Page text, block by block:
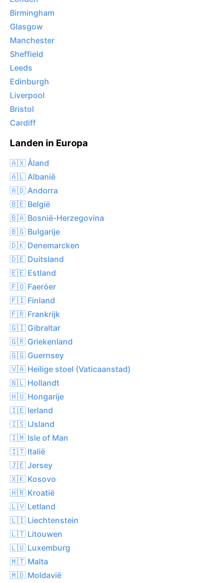
Birmingham
Glasgow
Manchester
Sheffield
Leeds
Edinburgh
Liverpool
Bristol
Cardiff
Landen in Europa
🇦🇽 Åland
🇦🇱 Albanië
🇦🇩 Andorra
🇧🇪 België
🇧🇦 Bosnië-Herzegovina
🇧🇬 Bulgarije
🇩🇰 Denemarcken
🇩🇪 Duitsland
🇪🇪 Estland
🇫🇴 Faeröer
🇫🇮 Finland
🇫🇷 Frankrijk
🇬🇮 Gibraltar
🇬🇷 Griekenland
🇬🇬 Guernsey
🇻🇦 Heilige stoel (Vaticaanstad)
🇳🇱 Hollandt
🇭🇺 Hongarije
🇮🇪 Ierland
🇮🇸 IJsland
🇮🇲 Isle of Man
🇮🇹 Italië
🇯🇪 Jersey
🇽🇰 Kosovo
🇭🇷 Kroatië
🇱🇻 Letland
🇱🇮 Liechtenstein
🇱🇹 Litouwen
🇱🇺 Luxemburg
🇲🇹 Malta
🇲🇩 Moldavië